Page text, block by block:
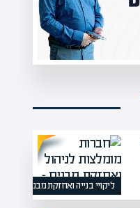
ליקויי בנייה ואחזקת מבנים